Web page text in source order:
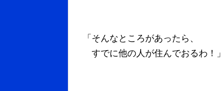
「そんなところがあったら、
すでに他の人が住んでおるわ！」